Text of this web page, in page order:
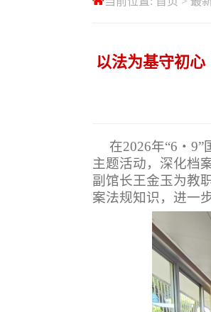
以法为基守初
在2026年“6 ・ 9”
主题活动，深化档
副馆长王金玉为教
案法规知识，进一